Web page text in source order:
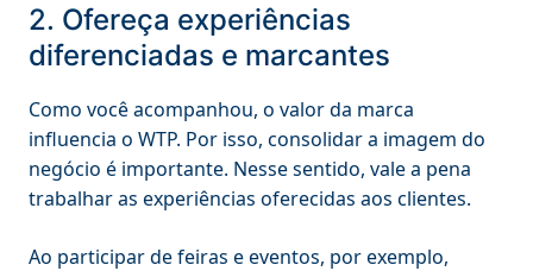
2. Ofereça experiências
diferenciadas e marcantes
Como você acompanhou, o valor da marca
influencia o WTP. Por isso, consolidar a imagem do
negócio é importante. Nesse sentido, vale a pena
trabalhar as experiências oferecidas aos clientes.
Ao participar de feiras e eventos, por exemplo,